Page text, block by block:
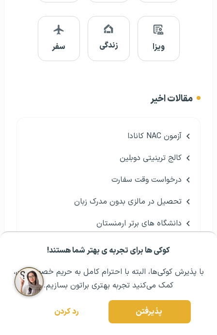
کوکی ها برای تجربه ی بهتر شما هستند!
با پذیرش کوکی‌ها، البته با احترام کامل به حریم خصوصیتون،
کمک می‌کنید تجربه بهتری براتون بسازیم.
پذیرفتن رد کردن
مشــاوره اولیه رایگان: ۰۲۱ ۴۳۰۰۰ ۰۲۱ رزرو مشاوره تخصصی
ویزا زندگی سفر
مقالات اخیر
آزمون NAC کانادا
کالج ترینیتی دوبلین
درخواست وقت سفارت
تحصیل در مالزی بدون مدرک زبان
دانشگاه های برتر ارمنستان
مهاجرت بازنشستگان به خارج از کشور
گرجستان یا بلغارستان؟
مهاجرت دستیار دندانپزشک
فرصت مطالعاتی در کانادا